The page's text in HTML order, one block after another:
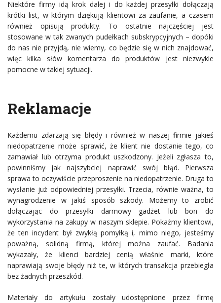
Niektóre firmy idą krok dalej i do każdej przesyłki dołączają
krótki list, w którym dziękują klientowi za zaufanie, a czasem
również opisują produkty. To ostatnie najczęściej jest
stosowane w tak zwanych pudełkach subskrypcyjnych – dopóki
do nas nie przyjdą, nie wiemy, co będzie się w nich znajdować,
więc kilka słów komentarza do produktów jest niezwykle
pomocne w takiej sytuacji.
Reklamacje
Każdemu zdarzają się błędy i również w naszej firmie jakieś
niedopatrzenie może sprawić, że klient nie dostanie tego, co
zamawiał lub otrzyma produkt uszkodzony. Jeżeli zgłasza to,
powinniśmy jak najszybciej naprawić swój błąd. Pierwsza
sprawa to oczywiście przeproszenie na niedopatrzenie. Druga to
wysłanie już odpowiedniej przesyłki. Trzecia, równie ważna, to
wynagrodzenie w jakiś sposób szkody. Możemy to zrobić
dołączając do przesyłki darmowy gadżet lub bon do
wykorzystania na zakupy w naszym sklepie. Pokażmy klientowi,
że ten incydent był zwykłą pomyłką i, mimo niego, jesteśmy
poważną, solidną firmą, której można zaufać. Badania
wykazały, że klienci bardziej cenią właśnie marki, które
naprawiają swoje błędy niż te, w których transakcja przebiegła
bez żadnych przeszkód.
Materiały do artykułu zostały udostępnione przez firmę